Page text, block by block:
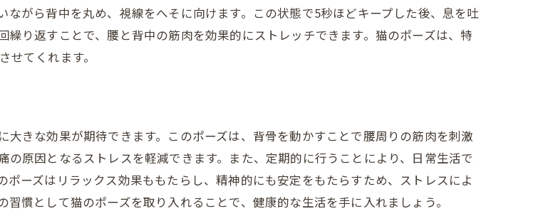
がら背中を丸め、視線をへそに向けます。この状態で5秒ほどキープした後、息を吐
り返すことで、腰と背中の筋肉を効果的にストレッチできます。猫のポーズは、特
てくれます。
きな効果が期待できます。このポーズは、背骨を動かすことで腰周りの筋肉を刺激
原因となるストレスを軽減できます。また、定期的に行うことにより、日常生活で
ーズはリラックス効果ももたらし、精神的にも安定をもたらすため、ストレスによ
慣として猫のポーズを取り入れることで、健康的な生活を手に入れましょう。